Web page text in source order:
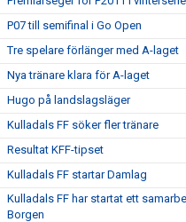
P07 till semifinal i Go Open
Tre spelare förlänger med A-laget
Nya tränare klara för A-laget
Hugo på landslagsläger
Kulladals FF söker fler tränare
Resultat KFF-tipset
Kulladals FF startar Damlag
Kulladals FF har startat ett
Borgen